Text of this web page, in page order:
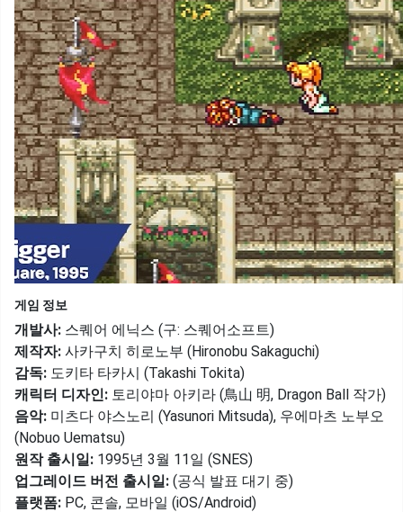
게임 정보
개발사: 스퀘어 에닉스 (구: 스퀘어소프트)
제작자: 사카구치 히로노부 (Hironobu Sakaguchi)
감독: 도키타 타카시 (Takashi Tokita)
캐릭터 디자인: 토리야마 아키라 (鳥山 明, Dragon Ball 작가)
음악: 미츠다 야스노리 (Yasunori Mitsuda), 우에마츠 노부오
(Nobuo Uematsu)
원작 출시일: 1995년 3월 11일 (SNES)
업그레이드 버전 출시일: (공식 발표 대기 중)
플랫폼: PC, 콘솔, 모바일 (iOS/Android)